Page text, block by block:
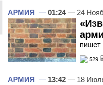
АРМИЯ — 01:24— 24
пишет
529
АРМИЯ — 13:42 — 18